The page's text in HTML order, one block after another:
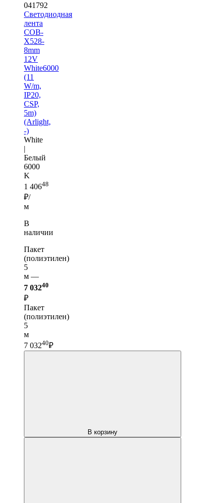
041792
Светодиодная
лента
COB-
X528-
8mm
12V
White6000
(11
W/m,
IP20,
CSP,
5m)
(Arlight,
-)
White
|
Белый
6000
K
1 40648
₽/
м
В
наличии
Пакет
(полиэтилен)
5
м —
7 03240
₽
Пакет
(полиэтилен)
5
м
7 03240₽
В корзину